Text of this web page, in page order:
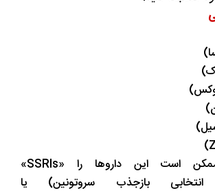
پزشک شما ممکن است این داروها را «SSRIs»
انتخابی بازجذب سروتونین) یا